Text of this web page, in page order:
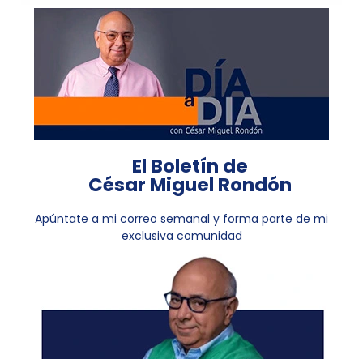
El Boletín de
César Miguel Rondón
Apúntate a mi correo semanal y forma parte de mi
exclusiva comunidad